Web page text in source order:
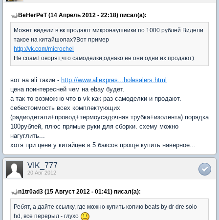
BeHerPeT (14 Апрель 2012 - 22:18) писал(а):
Может видели в вк продают микронаушники по 1000 рублей.Видели
такое на китайшопах?Вот пример
http://vk.com/microchel
Не спам.Говорят,что самоделки,однако не они одни их продают)
вот на ali такие - http://www.aliexpres...holesalers.html
цена поинтересней чем на ebay будет.
а так то возможно что в vk как раз самоделки и продают.
себестоимость всех комплектующих
(радиодетали+провод+термоусадочная трубка+изолента) порядка
100рублей, плюс прямые руки для сборки. схему можно
нагуглить...
хотя при цене у китайцев в 5 баксов проще купить наверное...
VIK_777
20 Авг 2012
n1tr0ad3 (15 Август 2012 - 01:41) писал(а):
Ребят, а дайте ссылку, где можно купить копию beats by dr dre solo
hd, все перерыл - глухо